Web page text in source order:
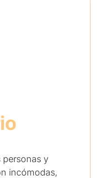
personas y
incómodas,